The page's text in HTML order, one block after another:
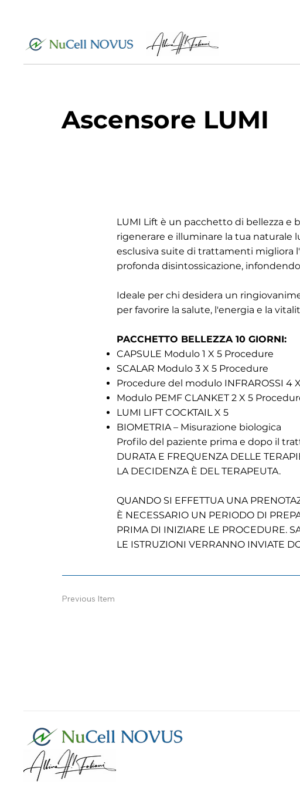
Ascensore LUMI
LUMI Lift è un pacchetto di bellezza e
rigenerare e illuminare la tua naturale
esclusiva suite di trattamenti migliora
profonda disintossicazione,
Ideale per chi desidera un
per favorire la salute, l'energia e la
PACCHETTO BELLEZZA 10 GIORNI:
CAPSULE Modulo 1 X 5Procedure
SCALAR Modulo 3 X 5Procedure
Procedure del modulo INFRAROSSI 4
Modulo PEMF CLANKET 2 X 5
LUMI LIFT COCKTAIL X 5
BIOMETRIA – Misurazione biologica
Profilo del paziente prima e dopo il
DURATA E FREQUENZA DELLE
LA DECIDENZA È DEL TERAPEUTA.
QUANDO SI EFFETTUA UNA
È NECESSARIO UN PERIODO DI
PRIMA DI INIZIARE LE PROCEDURE.
LE ISTRUZIONI VERRANNO INVIATE
Previous Item